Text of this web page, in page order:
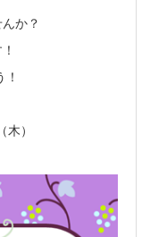
か？
）